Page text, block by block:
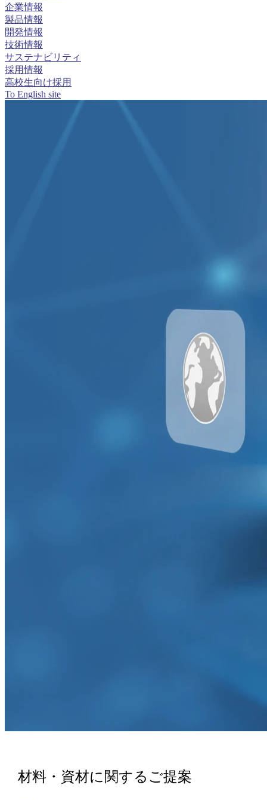
企業情報
製品情報
開発情報
技術情報
サステナビリティ
採用情報
高校生向け採用
To English site
材料・資材に関する ご提案